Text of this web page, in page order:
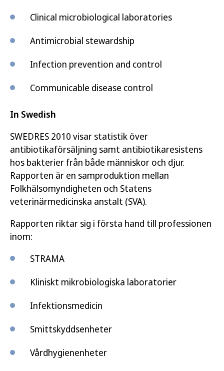
Clinical microbiological laboratories
Antimicrobial stewardship
Infection prevention and control
Communicable disease control
In Swedish
SWEDRES 2010 visar statistik över
antibiotikaförsäljning samt antibiotikaresistens
hos bakterier från både människor och djur.
Rapporten är en samproduktion mellan
Folkhälsomyndigheten och Statens
veterinärmedicinska anstalt (SVA).
Rapporten riktar sig i första hand till professionen
inom:
STRAMA
Kliniskt mikrobiologiska laboratorier
Infektionsmedicin
Smittskyddsenheter
Vårdhygienenheter